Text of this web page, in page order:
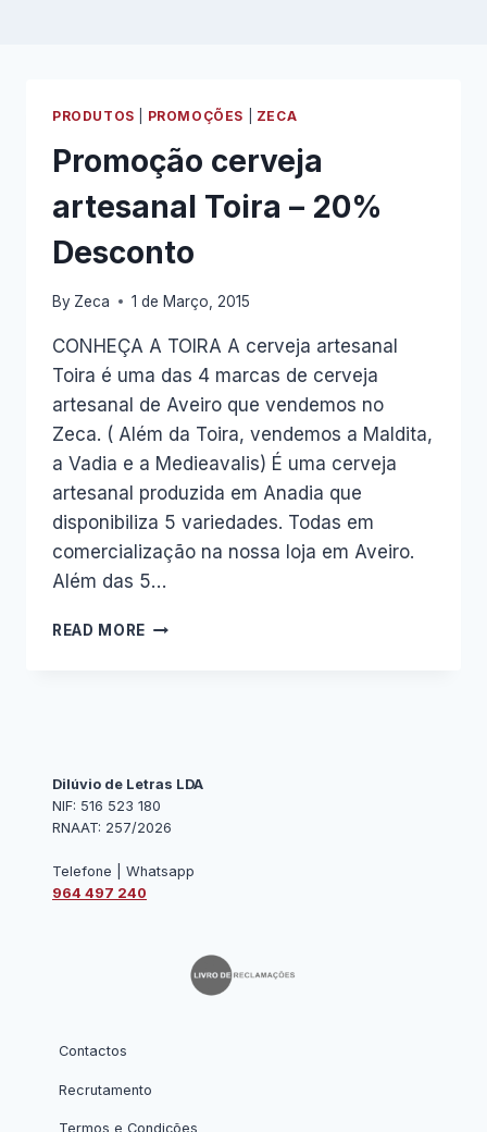
PRODUTOS PROMOÇÕES ZECA
Promoção cerveja
artesanal Toira – 20%
Desconto
By Zeca 1 de Março, 2015
CONHEÇA A TOIRA A cerveja artesanal
Toira é uma das 4 marcas de cerveja
artesanal de Aveiro que vendemos no
Zeca. ( Além da Toira, vendemos a Maldita,
a Vadia e a Medieavalis) É uma cerveja
artesanal produzida em Anadia que
disponibiliza 5 variedades. Todas em
comercialização na nossa loja em Aveiro.
Além das 5…
READ MORE PROMOÇÃO
Dilúvio de Letras LDA
NIF: 516 523 180
RNAAT: 257/2026
Telefone | Whatsapp
964 497 240
Contactos
Recrutamento
Termos e Condições